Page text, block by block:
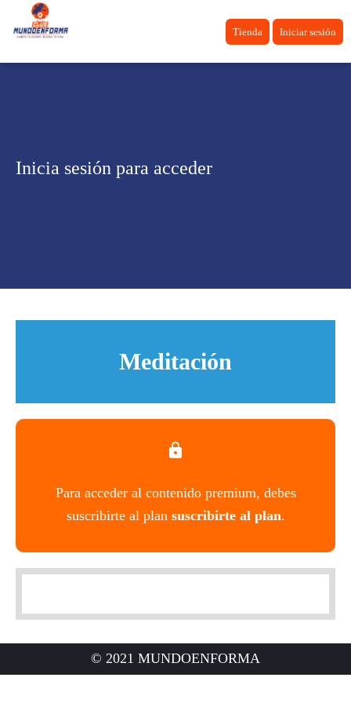
Tienda Iniciar sesión
Inicia sesión para acceder
Meditación
Para acceder al contenido premium, debes
suscribirte al plan suscribirte al plan.
© 2021 MUNDOENFORMA